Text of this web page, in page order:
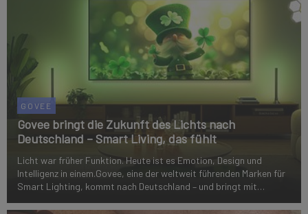
GOVEE
Govee bringt die Zukunft des Lichts nach
Deutschland – Smart Living, das fühlt
Licht war früher Funktion. Heute ist es Emotion, Design und
Intelligenz in einem.Govee, eine der weltweit führenden Marken für
Smart Lighting, kommt nach Deutschland – und bringt mit